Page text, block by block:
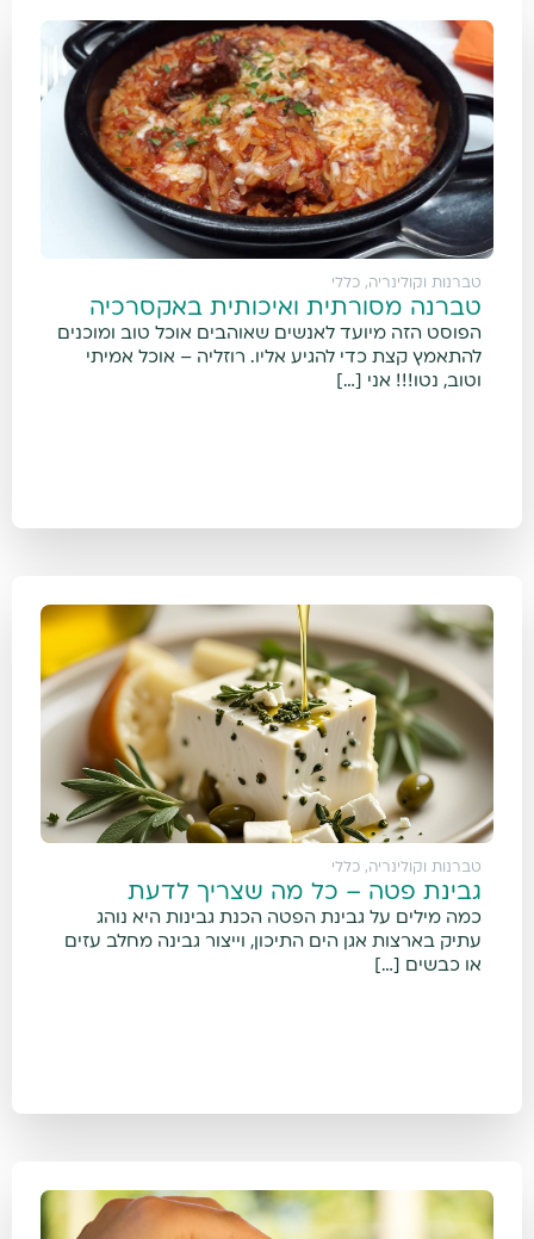
טברנות וקולינריה, כללי
טברנה מסורתית ואיכותית באקסרכיה
הפוסט הזה מיועד לאנשים שאוהבים אוכל טוב ומוכנים
להתאמץ קצת כדי להגיע אליו. רוזליה – אוכל אמיתי
וטוב, נטו!!! אני […]
טברנות וקולינריה, כללי
גבינת פטה – כל מה שצריך לדעת
כמה מילים על גבינת הפטה הכנת גבינות היא נוהג
עתיק בארצות אגן הים התיכון, וייצור גבינה מחלב עזים
או כבשים […]